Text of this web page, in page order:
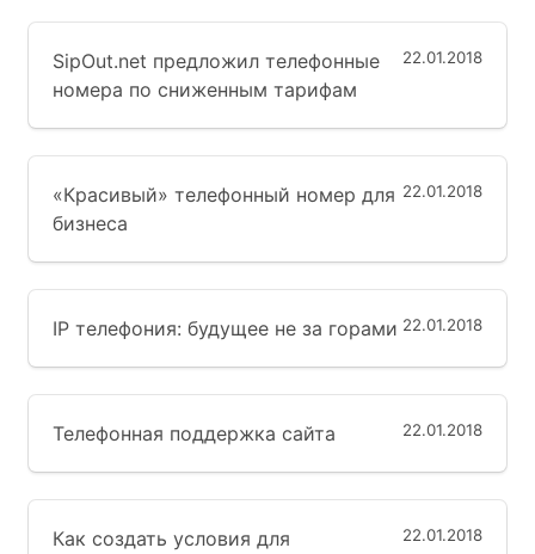
22.01.2018
SipOut.net предложил телефонные
номера по сниженным тарифам
22.01.2018
«Красивый» телефонный номер для
бизнеса
22.01.2018
IP телефония: будущее не за горами
22.01.2018
Телефонная поддержка сайта
22.01.2018
Как создать условия для